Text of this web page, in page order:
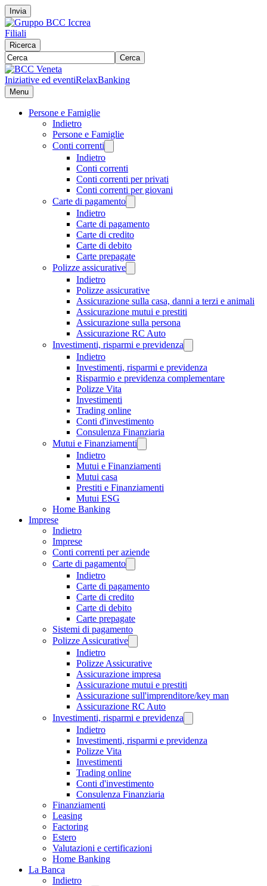
Invia
Filiali
Ricerca
Cerca
Iniziative ed eventiRelaxBanking
Menu
Persone e Famiglie
Indietro
Persone e Famiglie
Conti correnti
Indietro
Conti correnti
Conti correnti per privati
Conti correnti per giovani
Carte di pagamento
Indietro
Carte di pagamento
Carte di credito
Carte di debito
Carte prepagate
Polizze assicurative
Indietro
Polizze assicurative
Assicurazione sulla casa, danni a terzi e animali
Assicurazione mutui e prestiti
Assicurazione sulla persona
Assicurazione RC Auto
Investimenti, risparmi e previdenza
Indietro
Investimenti, risparmi e previdenza
Risparmio e previdenza complementare
Polizze Vita
Investimenti
Trading online
Conti d'investimento
Consulenza Finanziaria
Mutui e Finanziamenti
Indietro
Mutui e Finanziamenti
Mutui casa
Prestiti e Finanziamenti
Mutui ESG
Home Banking
Imprese
Indietro
Imprese
Conti correnti per aziende
Carte di pagamento
Indietro
Carte di pagamento
Carte di credito
Carte di debito
Carte prepagate
Sistemi di pagamento
Polizze Assicurative
Indietro
Polizze Assicurative
Assicurazione impresa
Assicurazione mutui e prestiti
Assicurazione sull'imprenditore/key man
Assicurazione RC Auto
Investimenti, risparmi e previdenza
Indietro
Investimenti, risparmi e previdenza
Polizze Vita
Investimenti
Trading online
Conti d'investimento
Consulenza Finanziaria
Finanziamenti
Leasing
Factoring
Estero
Valutazioni e certificazioni
Home Banking
La Banca
Indietro